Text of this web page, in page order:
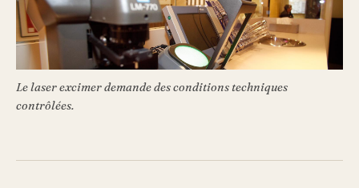
Le laser excimer demande des conditions techniques
contrôlées.